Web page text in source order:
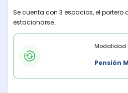
Descripción del lugar
Se cuenta con 3 espacios, el portero
estacionarse.
Modalidades de renta
Modalidad
Pensión